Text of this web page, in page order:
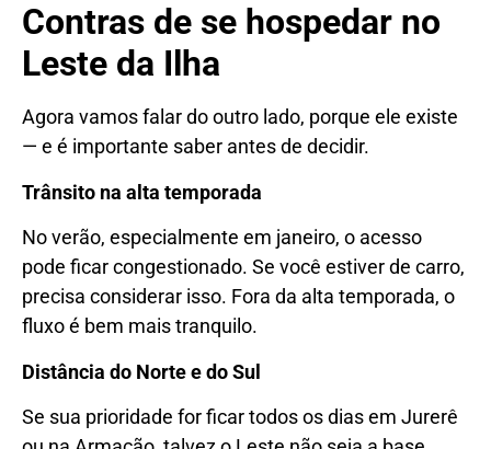
Contras de se hospedar no
Leste da Ilha
Agora vamos falar do outro lado, porque ele existe
— e é importante saber antes de decidir.
Trânsito na alta temporada
No verão, especialmente em janeiro, o acesso
pode ficar congestionado. Se você estiver de carro,
precisa considerar isso. Fora da alta temporada, o
fluxo é bem mais tranquilo.
Distância do Norte e do Sul
Se sua prioridade for ficar todos os dias em Jurerê